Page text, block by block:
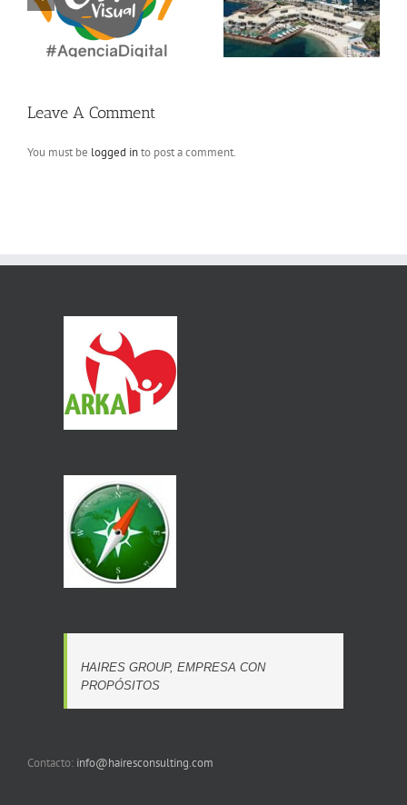
Architects por su
nominación
internacional.
MetalXCrafts
Leave A Comment
You must be logged into post a comment.
HAIRES GROUP, EMPRESA CON
PROPÓSITOS
Contacto: info@hairesconsulting.com